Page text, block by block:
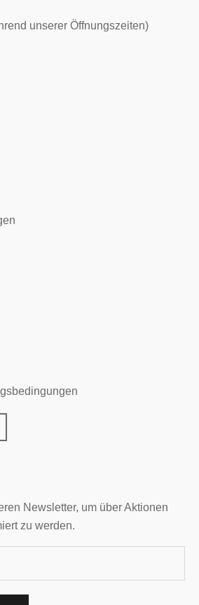
unserer Öffnungszeiten)
Newsletter, um über Aktionen
zu werden.